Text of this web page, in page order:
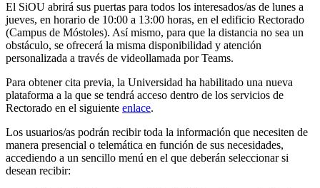
El SiOU abrirá sus puertas para todos los interesados/as de lunes a
jueves, en horario de 10:00 a 13:00 horas, en el edificio Rectorado
(Campus de Móstoles). Así mismo, para que la distancia no sea un
obstáculo, se ofrecerá la misma disponibilidad y atención
personalizada a través de videollamada por Teams.
Para obtener cita previa, la Universidad ha habilitado una nueva
plataforma a la que se tendrá acceso dentro de los servicios de
Rectorado en el siguiente enlace.
Los usuarios/as podrán recibir toda la información que necesiten de
manera presencial o telemática en función de sus necesidades,
accediendo a un sencillo menú en el que deberán seleccionar si
desean recibir: